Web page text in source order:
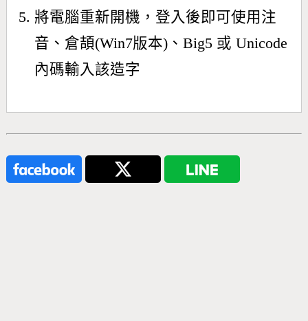
將電腦重新開機，登入後即可使用注
音、倉頡(Win7版本)、Big5 或 Unicode
內碼輸入該造字